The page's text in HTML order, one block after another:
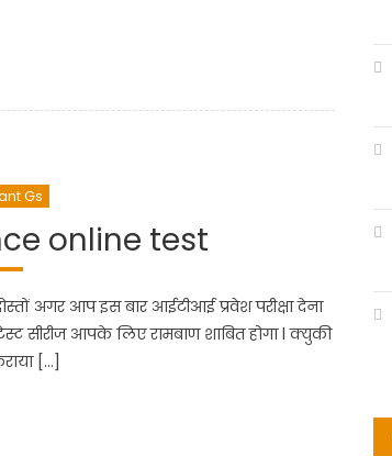
Gs
online test
अगर आप इस बार आईटीआई प्रवेश परीक्षा देना
सीरीज आपके लिए रामबाण शाबित होगा l क्युकी
[…]